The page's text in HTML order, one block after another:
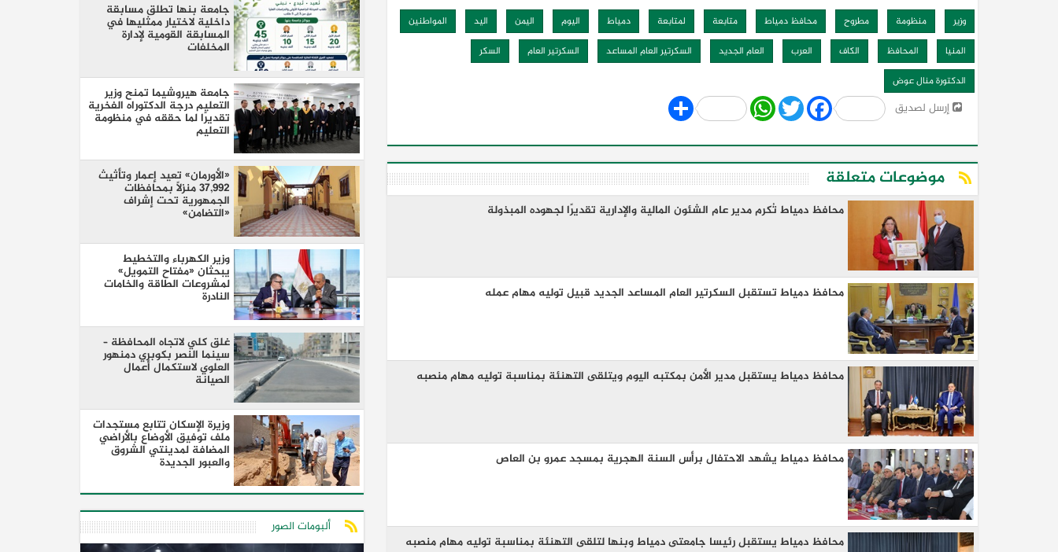
وزير منظومة مطروح محافظ دمياط متابعة لمتابعة دمياط اليوم اليمن اليد
المواطنين
المنيا
المحافظ الكاف العرب العام الجديد السكرتير العام المساعد السكرتير العام
السكر
الدكتورة منال عوض
إرسل لصديق Share WhatsApp
Twitter Facebook
موضوعات متعلقة
محافظ دمياط تُكرم مدير عام الشئون المالية والإدارية تقديرًا لجهوده المبذولة
محافظ دمياط تستقبل السكرتير العام المساعد الجديد قبيل توليه مهام عمله
محافظ دمياط يستقبل مدير الأمن بمكتبه اليوم ويتلقى التهنئة بمناسبة توليه مهام منصبه
محافظ دمياط يشهد الاحتفال برأس السنة الهجرية بمسجد عمرو بن العاص
محافظ دمياط يستقبل رئيسا جامعتى دمياط وبنها لتلقى التهنئة بمناسبة توليه مهام منصبه
جامعة بنها تطلق مسابقة
داخلية لاختيار ممثليها في
المسابقة القومية لإدارة
المخلفات
جامعة هيروشيما تمنح وزير
التعليم درجة الدكتوراه الفخرية
تقديرًا لما حققه في منظومة
التعليم
«الأورمان» تعيد إعمار وتأثيث
37,992 منزلًا بمحافظات
الجمهورية تحت إشراف
«التضامن»
وزير الكهرباء والتخطيط
يبحثان «مفتاح التمويل»
لمشروعات الطاقة والخامات
النادرة
غلق كلي لاتجاه المحافظة –
سينما النصر بكوبري دمنهور
العلوي لاستكمال أعمال
الصيانة
وزيرة الإسكان تتابع مستجدات
ملف توفيق الأوضاع بالأراضي
المضافة لمدينتي الشروق
والعبور الجديدة
ألبومات الصور